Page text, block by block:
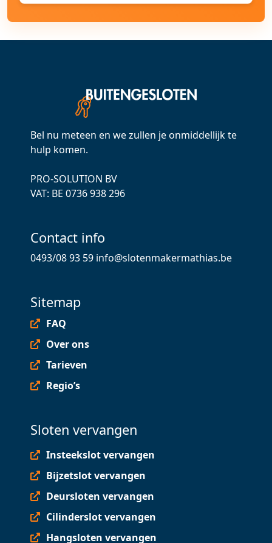
Bel nu meteen en we zullen je onmiddellijk te
hulp komen.
PRO-SOLUTION BV
VAT: ВЕ 0736 938 296
Contact info
0493/08 93 59 info@slotenmakermathias.be
Sitemap
FAQ
Over ons
Tarieven
Regio’s
Sloten vervangen
Insteekslot vervangen
Bijzetslot vervangen
Deursloten vervangen
Cilinderslot vervangen
Hangsloten vervangen